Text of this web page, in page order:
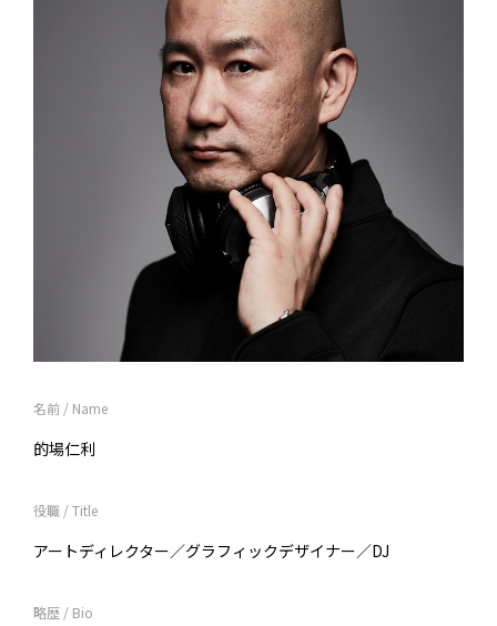
名前 / Name
的場仁利
役職 / Title
アートディレクター／グラフィックデザイナー／DJ
略歴 / Bio